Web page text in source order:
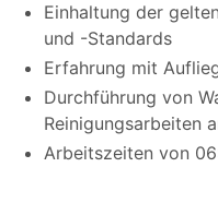
Einhaltung der
und -Standards
Erfahrung mit
Durchführung von
Reinigungsarbeiten
Arbeitszeiten von